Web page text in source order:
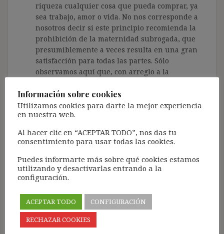
riqueza cualquier cosa que pueda comprar, ya
sea trabajo, amor o vida. No nos corresponde a
nosotros decir si este principio recomienda la
prohibición de la maternidad subrogada, que
presumiblemente a veces resulta en una gran
satisfacción para todas las partes. Sólo
observamos aquí que, con arreglo a la
Whitehead «aceptara» el arreglo no es
determinante».
Posteriormente, añade (ap. 442)
«Más allá de eso está la degradación potencial de
algunas mujeres que puede resultar de este
arreglo. En muchos casos, por supuesto, la
subrogación puede traer satisfacción, no solo a
la pareja infértil, sino a la propia madre
mujeres no perciban negativamente la
subrogación, sino que la vean como una
oportunidad, no disminuye su potencial de
Información sobre cookies
Utilizamos cookies para darte la mejor experiencia
en nuestra web.
Al hacer clic en “ACEPTAR TODO”, nos das tu
consentimiento para usar todas las cookies.
Puedes informarte más sobre qué cookies estamos
utilizando y desactivarlas entrando a la
configuración.
ACEPTAR TODO
CONFIGURACIÓN
RECHAZAR COOKIES